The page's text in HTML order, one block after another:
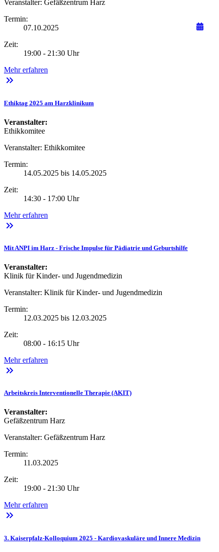
Veranstalter: Gefäßzentrum Harz
Termin:
07.10.2025
Zeit:
19:00 - 21:30 Uhr
Mehr erfahren
keyboard_double_arrow_right
Ethiktag 2025 am Harzklinikum
Veranstalter:
Ethikkomitee
Veranstalter: Ethikkomitee
Termin:
14.05.2025 bis 14.05.2025
Zeit:
14:30 - 17:00 Uhr
Mehr erfahren
keyboard_double_arrow_right
Mit ANPI im Harz - Frische Impulse für Pädiatrie und Geburtshilfe
Veranstalter:
Klinik für Kinder- und Jugendmedizin
Veranstalter: Klinik für Kinder- und Jugendmedizin
Termin:
12.03.2025 bis 12.03.2025
Zeit:
08:00 - 16:15 Uhr
Mehr erfahren
keyboard_double_arrow_right
Arbeitskreis Interventionelle Therapie (AKIT)
Veranstalter:
Gefäßzentrum Harz
Veranstalter: Gefäßzentrum Harz
Termin:
11.03.2025
Zeit:
19:00 - 21:30 Uhr
Mehr erfahren
keyboard_double_arrow_right
3. Kaiserpfalz-Kolloquium 2025 - Kardiovaskuläre und Innere Medizin